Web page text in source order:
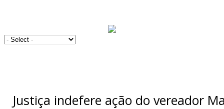
Justiça indefere ação do vereador